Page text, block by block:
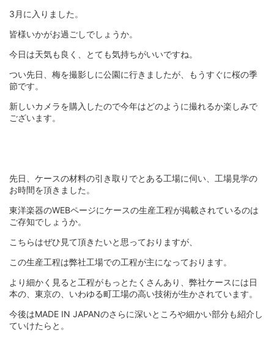
3月に入りました。
皆様いかがお過ごしでしょうか。
今日は天気も良く、とても気持ちがいいですね。
つい先日、梅を撮影しに公園に行きましたが、もうすぐに桜の季
節です。
新しいカメラを購入したので今年はどのように撮れるか楽しみで
ございます。
先日、ケースの材料の引き取りでとある工場に伺い、工場見学の
お時間を頂きました。
東洋楽器のWEBページにケースの生産工程が掲載されているのは
ご存知でしょうか。
こちらはぜひ見て頂きたいと思っておりますが、
この生産工程は弊社工場での工程が主になっております。
より細かく見ると工程がもっとたくさんあり、弊社ケースには日
本の、東京の、いわゆる町工場の高い技術が生かされています。
今後はMADE IN JAPANのさらに深いところや細かい部分も紹介し
ていけたらと。